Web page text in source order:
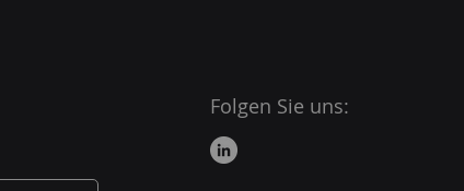
Folgen Sie uns: